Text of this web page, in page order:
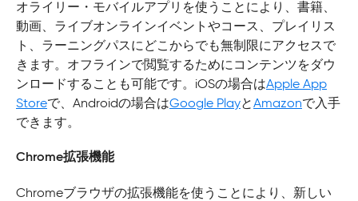
オライリー・モバイルアプリを使うことにより、書籍、
動画、ライブオンラインイベントやコース、プレイリス
ト、ラーニングパスにどこからでも無制限にアクセスで
きます。オフラインで閲覧するためにコンテンツをダウ
ンロードすることも可能です。iOSの場合はApple App
Storeで、Androidの場合はGoogle PlayとAmazonで入手
できます。
Chrome拡張機能
Chromeブラウザの拡張機能を使うことにより、新しい